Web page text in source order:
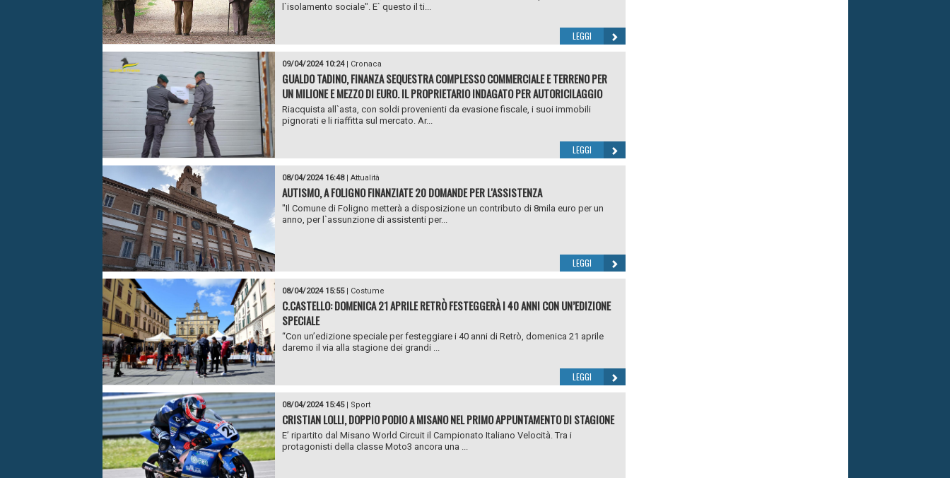
l`isolamento sociale". E` questo il ti...
LEGGI
09/04/2024 10:24| Cronaca
GUALDO TADINO, FINANZA SEQUESTRA COMPLESSO COMMERCIALE E TERRENO PER
UN MILIONE E MEZZO DI EURO. IL PROPRIETARIO INDAGATO PER AUTORICILAGGIO
Riacquista all`asta, con soldi provenienti da evasione fiscale, i suoi immobili
pignorati e li riaffitta sul mercato. Ar...
LEGGI
08/04/2024 16:48| Attualità
AUTISMO, A FOLIGNO FINANZIATE 20 DOMANDE PER L'ASSISTENZA
"Il Comune di Foligno metterà a disposizione un contributo di 8mila euro per un
anno, per l`assunzione di assistenti per...
LEGGI
08/04/2024 15:55| Costume
C.CASTELLO: DOMENICA 21 APRILE RETRÒ FESTEGGERÀ I 40 ANNI CON UN’EDIZIONE
SPECIALE
“Con un’edizione speciale per festeggiare i 40 anni di Retrò, domenica 21 aprile
daremo il via alla stagione dei grandi ...
LEGGI
08/04/2024 15:45| Sport
CRISTIAN LOLLI, DOPPIO PODIO A MISANO NEL PRIMO APPUNTAMENTO DI STAGIONE
E’ ripartito dal Misano World Circuit il Campionato Italiano Velocità. Tra i
protagonisti della classe Moto3 ancora una ...